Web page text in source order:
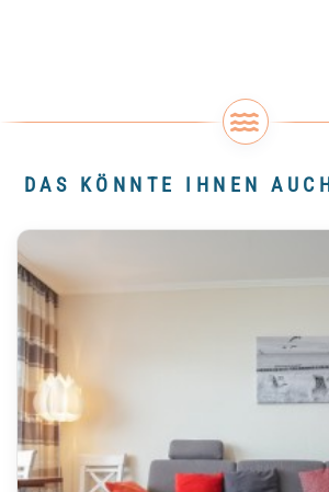
DAS KÖNNTE IHNEN